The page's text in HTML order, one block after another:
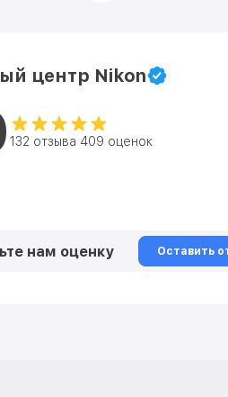
центр Nikon
132 отзыва 409 оценок
нам оценку Оставить